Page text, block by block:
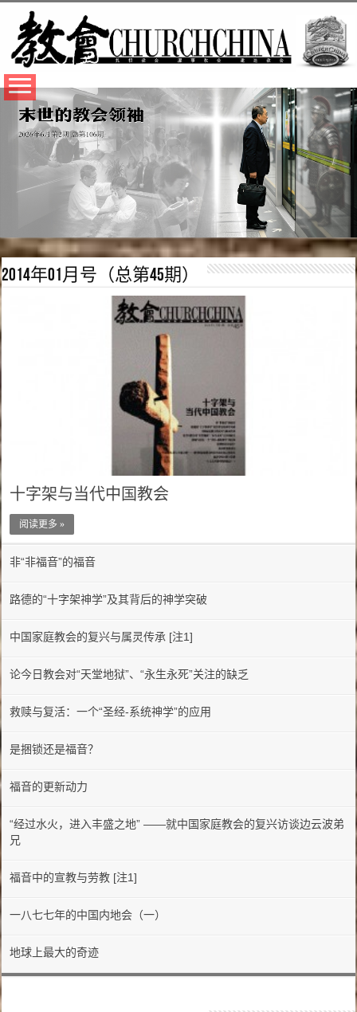
2014年01月号（总第45期）
十字架与当代中国教会
阅读更多 »
非“非福音”的福音
路德的“十字架神学”及其背后的神学突破
中国家庭教会的复兴与属灵传承 [注1]
论今日教会对“天堂地狱”、“永生永死”关注的缺乏
救赎与复活：一个“圣经-系统神学”的应用
是捆锁还是福音？
福音的更新动力
“经过水火，进入丰盛之地” ——就中国家庭教会的复兴访谈边云波弟
兄
福音中的宣教与劳教 [注1]
一八七七年的中国内地会（一）
地球上最大的奇迹